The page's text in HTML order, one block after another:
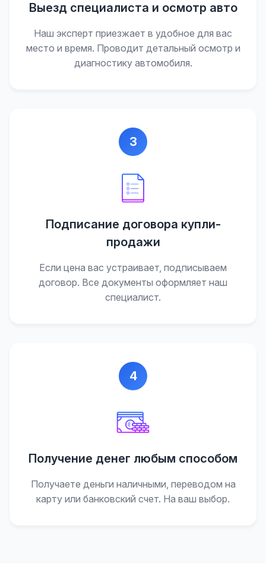
Выезд специалиста и осмотр авто
Наш эксперт приезжает в удобное для вас
место и время. Проводит детальный осмотр и
диагностику автомобиля.
3
Подписание договора купли-
продажи
Если цена вас устраивает, подписываем
договор. Все документы оформляет наш
специалист.
4
Получение денег любым способом
Получаете деньги наличными, переводом на
карту или банковский счет. На ваш выбор.